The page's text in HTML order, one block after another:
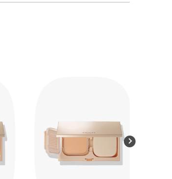
。出にくいときは、中身がでるまでポ
まではずさずにお使いください。